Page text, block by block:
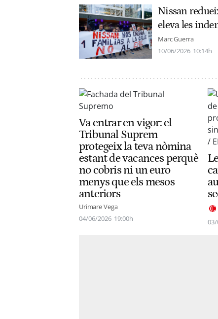
Nissan
eleva les
Marc Guerra
10/06/2026 10:14h
Va entrar en vigor: el
Tribunal Suprem
protegeix la teva nòmina
estant de vacances perquè
no cobris ni un euro
menys que els mesos
anteriors
Urimare Vega
04/06/2026 19:00h